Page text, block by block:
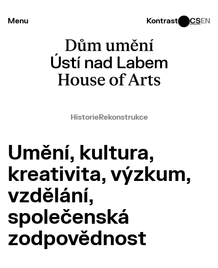
Menu Kontrast CSEN
HistorieRekonstrukce
Umění, kultura,
kreativita, výzkum,
vzdělání,
společenská
zodpovědnost